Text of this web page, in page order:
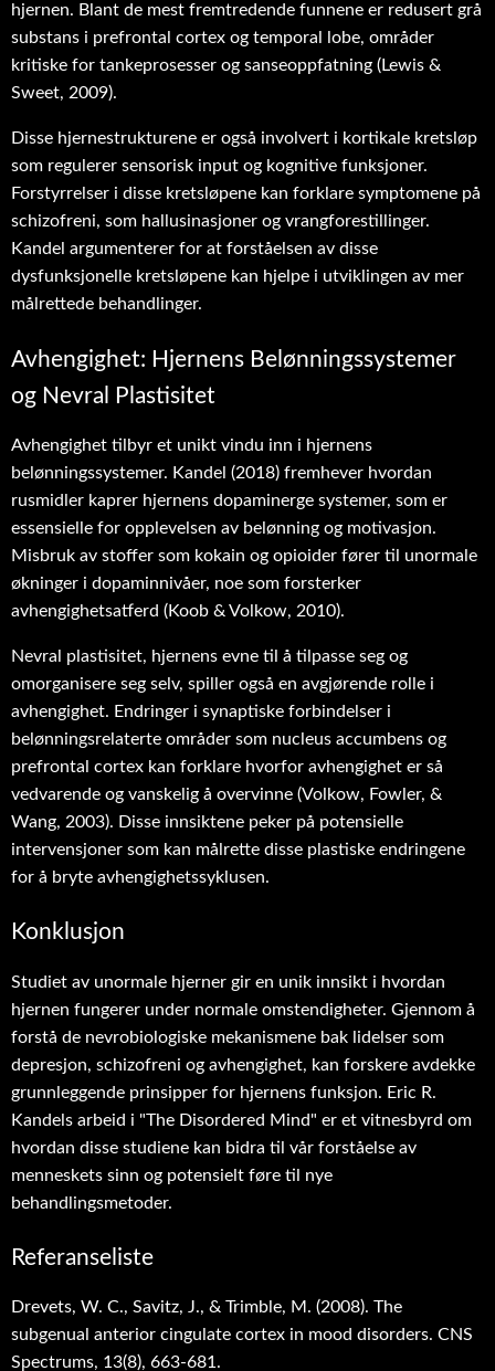
hjernen. Blant de mest fremtredende funnene er redusert grå
substans i prefrontal cortex og temporal lobe, områder
kritiske for tankeprosesser og sanseoppfatning (Lewis &
Sweet, 2009).
Disse hjernestrukturene er også involvert i kortikale kretsløp
som regulerer sensorisk input og kognitive funksjoner.
Forstyrrelser i disse kretsløpene kan forklare symptomene på
schizofreni, som hallusinasjoner og vrangforestillinger.
Kandel argumenterer for at forståelsen av disse
dysfunksjonelle kretsløpene kan hjelpe i utviklingen av mer
målrettede behandlinger.
Avhengighet: Hjernens Belønningssystemer
og Nevral Plastisitet
Avhengighet tilbyr et unikt vindu inn i hjernens
belønningssystemer. Kandel (2018) fremhever hvordan
rusmidler kaprer hjernens dopaminerge systemer, som er
essensielle for opplevelsen av belønning og motivasjon.
Misbruk av stoffer som kokain og opioider fører til unormale
økninger i dopaminnivåer, noe som forsterker
avhengighetsatferd (Koob & Volkow, 2010).
Nevral plastisitet, hjernens evne til å tilpasse seg og
omorganisere seg selv, spiller også en avgjørende rolle i
avhengighet. Endringer i synaptiske forbindelser i
belønningsrelaterte områder som nucleus accumbens og
prefrontal cortex kan forklare hvorfor avhengighet er så
vedvarende og vanskelig å overvinne (Volkow, Fowler, &
Wang, 2003). Disse innsiktene peker på potensielle
intervensjoner som kan målrette disse plastiske endringene
for å bryte avhengighetssyklusen.
Konklusjon
Studiet av unormale hjerner gir en unik innsikt i hvordan
hjernen fungerer under normale omstendigheter. Gjennom å
forstå de nevrobiologiske mekanismene bak lidelser som
depresjon, schizofreni og avhengighet, kan forskere avdekke
grunnleggende prinsipper for hjernens funksjon. Eric R.
Kandels arbeid i "The Disordered Mind" er et vitnesbyrd om
hvordan disse studiene kan bidra til vår forståelse av
menneskets sinn og potensielt føre til nye
behandlingsmetoder.
Referanseliste
Drevets, W. C., Savitz, J., & Trimble, M. (2008). The
subgenual anterior cingulate cortex in mood disorders. CNS
Spectrums, 13(8), 663-681.